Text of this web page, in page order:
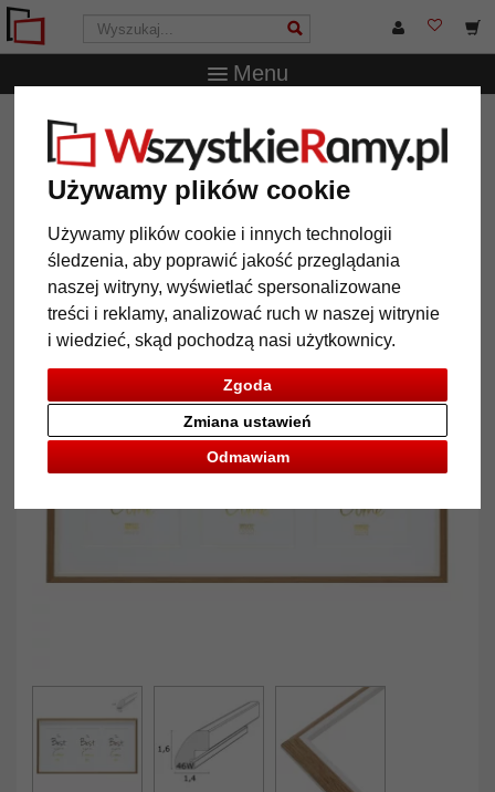
Używamy plików cookie
Używamy plików cookie i innych technologii
śledzenia, aby poprawić jakość przeglądania
naszej witryny, wyświetlać spersonalizowane
treści i reklamy, analizować ruch w naszej witrynie
i wiedzieć, skąd pochodzą nasi użytkownicy.
Zgoda
Odmawiam
Zmiana ustawień
Menu
WszystkieRamy.pl
na 3 zdjęcia
Multiramka Linda na 3 zdjęcia